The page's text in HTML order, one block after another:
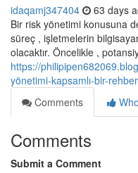
idaqamj347404 63 days
Bir risk yönetimi konusuna
süreç , işletmelerin bilgisayar
olacaktır. Öncelikle ,
https://
yönetimi-kapsamlı-bir-rehber
Comments
Comments
Submit a Comment